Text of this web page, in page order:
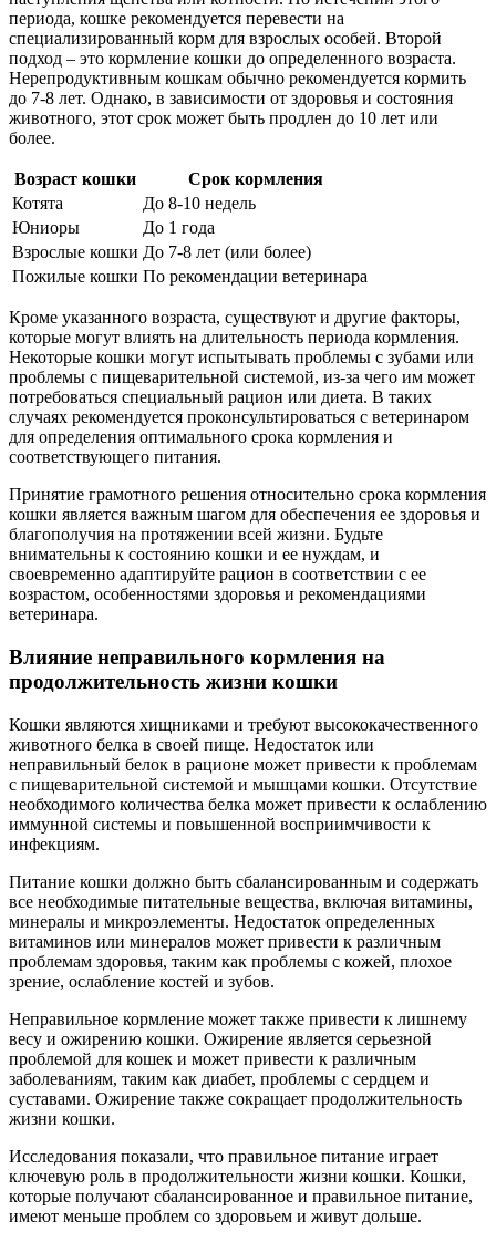
периода, кошке рекомендуется перевести на
специализированный корм для взрослых особей. Второй
подход – это кормление кошки до определенного возраста.
Нерепродуктивным кошкам обычно рекомендуется кормить
до 7-8 лет. Однако, в зависимости от здоровья и состояния
животного, этот срок может быть продлен до 10 лет или
более.
Возраст кошки
Срок кормления
Котята
До 8-10 недель
Юниоры
До 1 года
Взрослые кошки До 7-8 лет (или более)
Пожилые кошки По рекомендации ветеринара
Кроме указанного возраста, существуют и другие факторы,
которые могут влиять на длительность периода кормления.
Некоторые кошки могут испытывать проблемы с зубами или
проблемы с пищеварительной системой, из-за чего им может
потребоваться специальный рацион или диета. В таких
случаях рекомендуется проконсультироваться с ветеринаром
для определения оптимального срока кормления и
соответствующего питания.
Принятие грамотного решения относительно срока кормления
кошки является важным шагом для обеспечения ее здоровья и
благополучия на протяжении всей жизни. Будьте
внимательны к состоянию кошки и ее нуждам, и
своевременно адаптируйте рацион в соответствии с ее
возрастом, особенностями здоровья и рекомендациями
ветеринара.
Влияние неправильного кормления на
продолжительность жизни кошки
Кошки являются хищниками и требуют высококачественного
животного белка в своей пище. Недостаток или
неправильный белок в рационе может привести к проблемам
с пищеварительной системой и мышцами кошки. Отсутствие
необходимого количества белка может привести к ослаблению
иммунной системы и повышенной восприимчивости к
инфекциям.
Питание кошки должно быть сбалансированным и содержать
все необходимые питательные вещества, включая витамины,
минералы и микроэлементы. Недостаток определенных
витаминов или минералов может привести к различным
проблемам здоровья, таким как проблемы с кожей, плохое
зрение, ослабление костей и зубов.
Неправильное кормление может также привести к лишнему
весу и ожирению кошки. Ожирение является серьезной
проблемой для кошек и может привести к различным
заболеваниям, таким как диабет, проблемы с сердцем и
суставами. Ожирение также сокращает продолжительность
жизни кошки.
Исследования показали, что правильное питание играет
ключевую роль в продолжительности жизни кошки. Кошки,
которые получают сбалансированное и правильное питание,
имеют меньше проблем со здоровьем и живут дольше.